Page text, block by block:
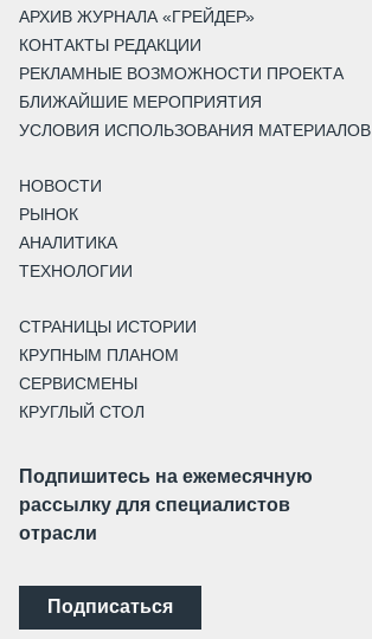
АРХИВ ЖУРНАЛА «ГРЕЙДЕР»
КОНТАКТЫ РЕДАКЦИИ
РЕКЛАМНЫЕ ВОЗМОЖНОСТИ ПРОЕКТА
БЛИЖАЙШИЕ МЕРОПРИЯТИЯ
УСЛОВИЯ ИСПОЛЬЗОВАНИЯ МАТЕРИАЛОВ
НОВОСТИ
РЫНОК
АНАЛИТИКА
ТЕХНОЛОГИИ
СТРАНИЦЫ ИСТОРИИ
КРУПНЫМ ПЛАНОМ
СЕРВИСМЕНЫ
КРУГЛЫЙ СТОЛ
Подпишитесь на ежемесячную
рассылку для специалистов
отрасли
Подписаться